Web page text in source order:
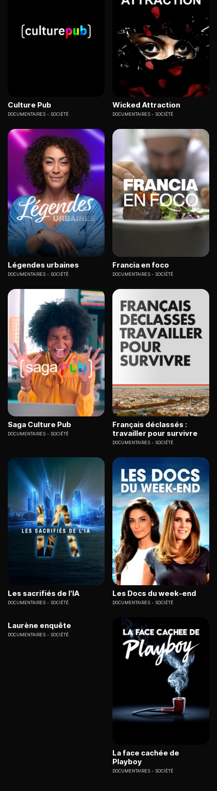
Culture Pub
DOCUMENTAIRES SOCIÉTÉ
Wicked Attraction
DOCUMENTAIRES SOCIÉTÉ
Légendes urbaines
DOCUMENTAIRES SOCIÉTÉ
Francia en foco
DOCUMENTAIRES SOCIÉTÉ
Saga Culture Pub
DOCUMENTAIRES SOCIÉTÉ
Français déclassés :
travailler pour survivre
DOCUMENTAIRES SOCIÉTÉ
Les sacrifiés de l'IA
DOCUMENTAIRES SOCIÉTÉ
Les Docs du week-end
DOCUMENTAIRES SOCIÉTÉ
Laurène enquête
DOCUMENTAIRES SOCIÉTÉ
La face cachée de
Playboy
DOCUMENTAIRES SOCIÉTÉ